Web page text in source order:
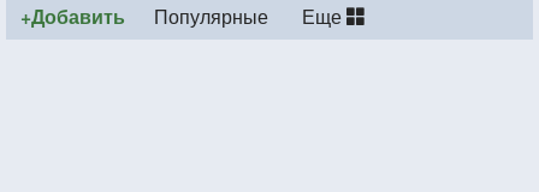
+Добавить Популярные Еще